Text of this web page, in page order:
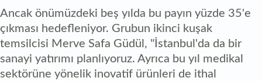
Ancak önümüzdeki beş yılda bu payın yüzde 35'e
çıkması hedefleniyor. Grubun ikinci kuşak
temsilcisi Merve Safa Güdül, "İstanbul'da da bir
sanayi yatırımı planlıyoruz. Ayrıca bu yıl medikal
sektörüne yönelik inovatif ürünleri de ithal